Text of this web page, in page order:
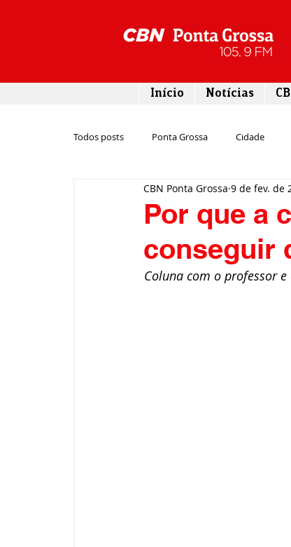
Início Notícias
Todos posts Ponta Grossa Cidade
Emprego Campos Gerais
Rodovias Agronegócio
Por que a
conseguir
CBN Ponta Grossa 9 de fev. de
Coluna com o professor